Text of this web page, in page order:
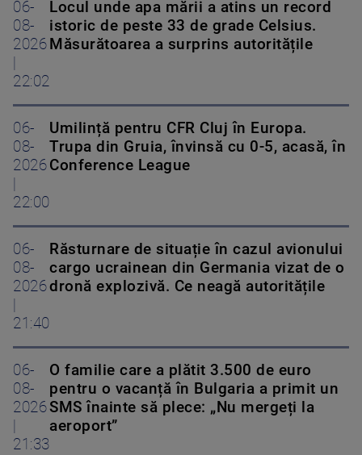
06-
08-
2026
22:02
Locul unde apa mării a atins un record
istoric de peste 33 de grade Celsius.
Măsurătoarea a surprins autoritățile
06-
08-
2026
22:00
Umilință pentru CFR Cluj în Europa.
Trupa din Gruia, învinsă cu 0-5, acasă, în
Conference League
06-
08-
2026
21:40
Răsturnare de situație în cazul avionului
cargo ucrainean din Germania vizat de o
dronă explozivă. Ce neagă autoritățile
06-
08-
2026
21:33
O familie care a plătit 3.500 de euro
pentru o vacanță în Bulgaria a primit un
SMS înainte să plece: „Nu mergeți la
aeroport”